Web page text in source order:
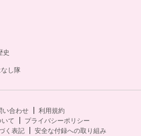
史
し隊
い合わせ
利用規約
て
プライバシーポリシー
く表記
安全な付録への取り組み